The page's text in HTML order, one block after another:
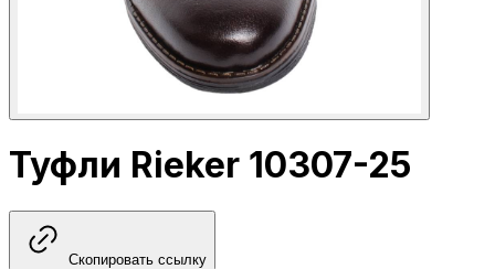
Туфли Rieker 10307-25
Скопировать ссылку